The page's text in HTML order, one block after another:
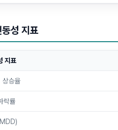
성 지표
지표
상승율
락률